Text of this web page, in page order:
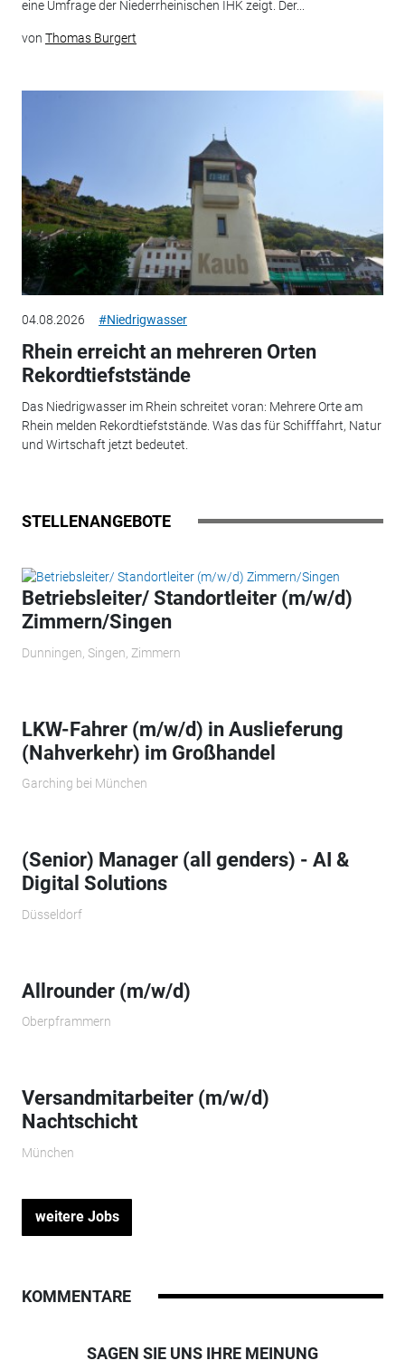
eine Umfrage der Niederrheinischen IHK zeigt. Der...
von Thomas Burgert
04.08.2026 #Niedrigwasser
Rhein erreicht an mehreren Orten
Rekordtiefststände
Das Niedrigwasser im Rhein schreitet voran: Mehrere Orte am
Rhein melden Rekordtiefststände. Was das für Schifffahrt, Natur
und Wirtschaft jetzt bedeutet.
STELLENANGEBOTE
Betriebsleiter/ Standortleiter (m/w/d)
Zimmern/Singen
Dunningen, Singen, Zimmern
LKW-Fahrer (m/w/d) in Auslieferung
(Nahverkehr) im Großhandel
Garching bei München
(Senior) Manager (all genders) - AI &
Digital Solutions
Düsseldorf
Allrounder (m/w/d)
Oberpframmern
Versandmitarbeiter (m/w/d)
Nachtschicht
München
weitere Jobs
KOMMENTARE
SAGEN SIE UNS IHRE MEINUNG